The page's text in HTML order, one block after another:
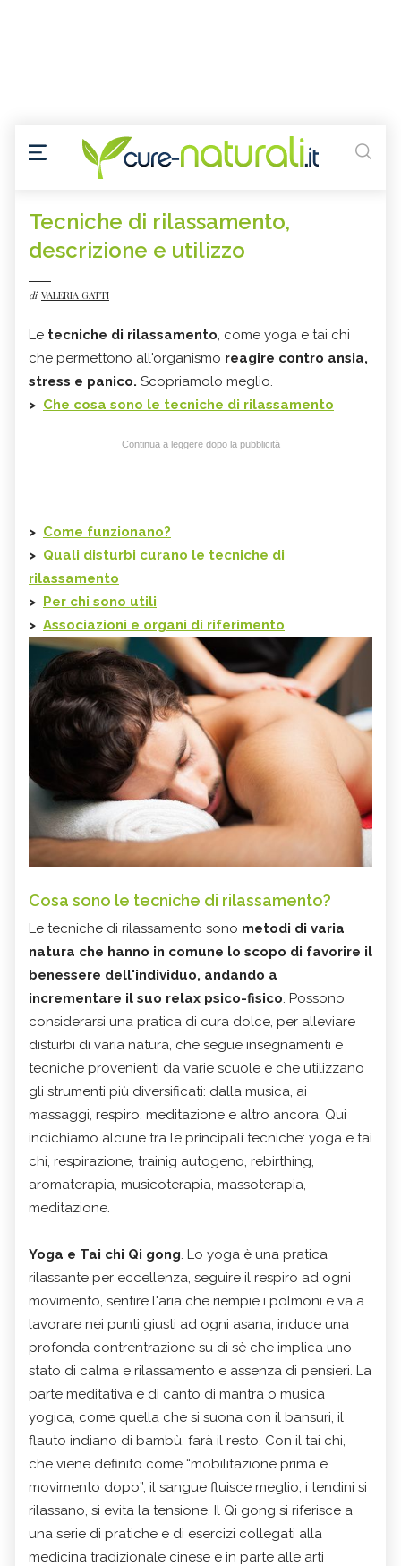
Tecniche di rilassamento,
descrizione e utilizzo
di VALERIA GATTI
Le tecniche di rilassamento, come yoga e tai chi
che permettono all'organismo reagire contro ansia,
stress e panico. Scopriamolo meglio.
> Che cosa sono le tecniche di rilassamento
Continua a leggere dopo la pubblicità
> Come funzionano?
> Quali disturbi curano le tecniche di
rilassamento
> Per chi sono utili
> Associazioni e organi di riferimento
Cosa sono le tecniche di rilassamento?
Le tecniche di rilassamento sono metodi di varia
natura che hanno in comune lo scopo di favorire il
benessere dell'individuo, andando a
incrementare il suo relax psico-fisico. Possono
considerarsi una pratica di cura dolce, per alleviare
disturbi di varia natura, che segue insegnamenti e
tecniche provenienti da varie scuole e che utilizzano
gli strumenti più diversificati: dalla musica, ai
massaggi, respiro, meditazione e altro ancora. Qui
indichiamo alcune tra le principali tecniche: yoga e tai
chi, respirazione, trainig autogeno, rebirthing,
aromaterapia, musicoterapia, massoterapia,
meditazione.
Yoga e Tai chi Qi gong. Lo yoga è una pratica
rilassante per eccellenza, seguire il respiro ad ogni
movimento, sentire l'aria che riempie i polmoni e va a
lavorare nei punti giusti ad ogni asana, induce una
profonda contrentrazione su di sè che implica uno
stato di calma e rilassamento e assenza di pensieri. La
parte meditativa e di canto di mantra o musica
yogica, come quella che si suona con il bansuri, il
flauto indiano di bambù, farà il resto. Con il tai chi,
che viene definito come “mobilitazione prima e
movimento dopo”, il sangue fluisce meglio, i tendini si
rilassano, si evita la tensione. Il Qi gong si riferisce a
una serie di pratiche e di esercizi collegati alla
medicina tradizionale cinese e in parte alle arti